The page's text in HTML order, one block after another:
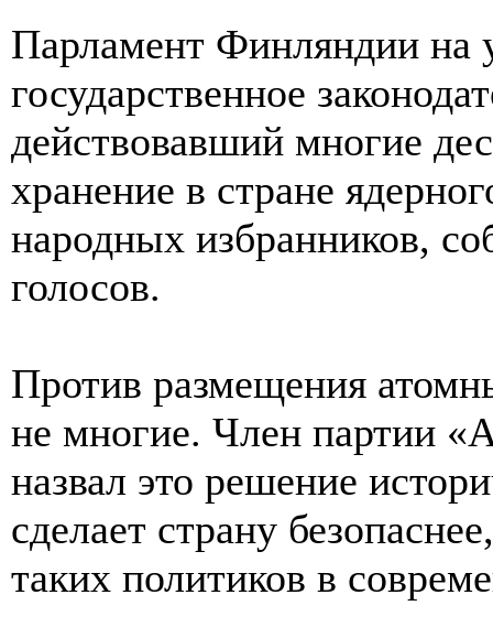
Парламент Финляндии на
государственное
действовавший многие
хранение в стране
народных избранников,
голосов.
Против размещения
не многие. Член партии
назвал это решение
сделает страну
таких политиков в